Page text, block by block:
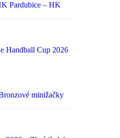
Pardubice – HK
Handball Cup 2026
minižačky